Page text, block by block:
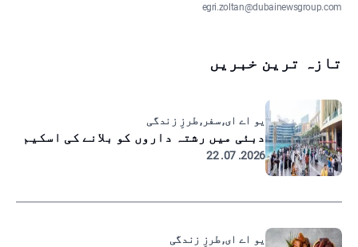
egri.zoltan@dubainewsgroup.com
تازہ ترین خبریں
یو اے ای, سفر, طرزِ زندگی
دبئی میں رشتہ داروں کو بلانے کی اسکیم
2026. 07. 22
یو اے ای, طرزِ زندگی